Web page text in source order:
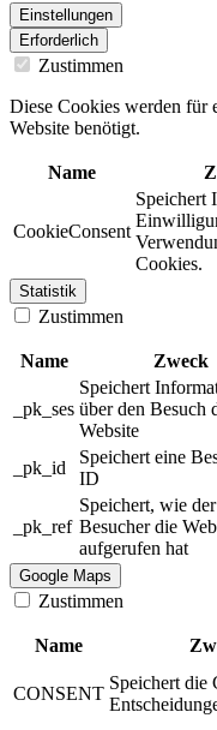
Einstellungen
Erforderlich
Zustimmen
Diese Cookies werden für
Website benötigt.
Name
CookieConsent
Speichert
Cookies.
Statistik
Zustimmen
Name Zweck
_pk_ses
Speichert
über den Besuch
Website
_pk_id
Speichert eine
ID
_pk_ref
Speichert, wie der
Besucher die
aufgerufen hat
Google Maps
Zustimmen
Name
CONSENT
Speichert die